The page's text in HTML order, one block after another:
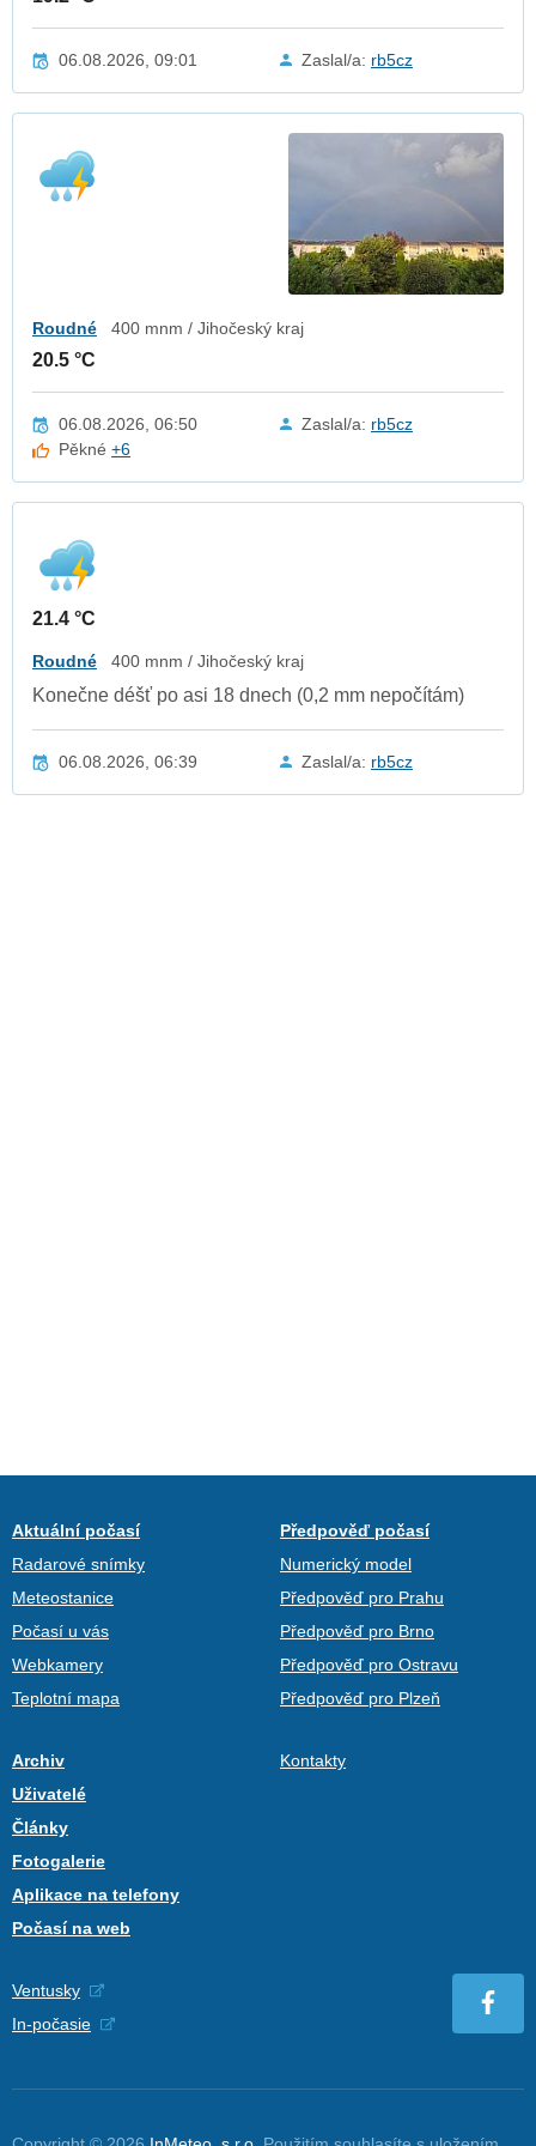
06.08.2026, 09:01 Zaslal/a: rb5cz
Roudné 400 mnm / Jihočeský kraj
20.5 °C
06.08.2026, 06:50 Zaslal/a: rb5cz
Pěkné+6
21.4 °C
Roudné 400 mnm / Jihočeský kraj
Konečne déšť po asi 18 dnech (0,2 mm nepočítám)
06.08.2026, 06:39 Zaslal/a: rb5cz
Aktuální počasí
Radarové snímky
Meteostanice
Počasí u vás
Webkamery
Teplotní mapa
Předpověď počasí
Numerický model
Předpověď pro Prahu
Předpověď pro Brno
Předpověď pro Ostravu
Předpověď pro Plzeň
Archiv
Uživatelé
Články
Fotogalerie
Aplikace na telefony
Počasí na web
Kontakty
Ventusky
In-počasie